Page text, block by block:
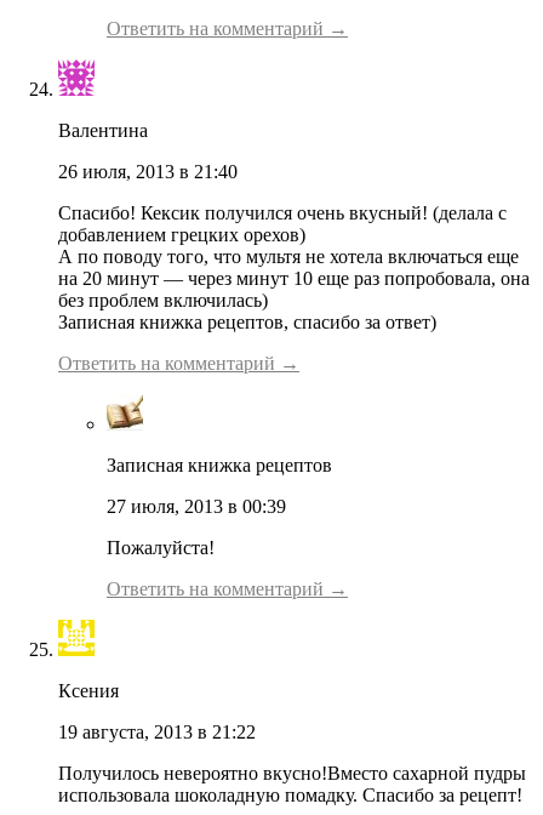
Ответить на комментарий →
Валентина
26 июля, 2013 в 21:40
Спасибо! Кексик получился очень вкусный! (делала с
добавлением грецких орехов)
А по поводу того, что мультя не хотела включаться еще
на 20 минут — через минут 10 еще раз попробовала, она
без проблем включилась)
Записная книжка рецептов, спасибо за ответ)
Ответить на комментарий →
Записная книжка рецептов
27 июля, 2013 в 00:39
Пожалуйста!
Ответить на комментарий →
Ксения
19 августа, 2013 в 21:22
Получилось невероятно вкусно!Вместо сахарной пудры
использовала шоколадную помадку. Спасибо за рецепт!